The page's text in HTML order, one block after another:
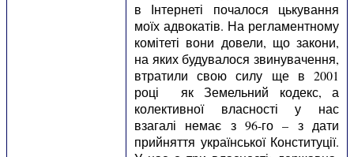
в Інтернеті почалося цькування
моїх адвокатів. На регламентному
комітеті вони довели, що закони,
на яких будувалося звинувачення,
втратили свою силу ще в 2001
році як Земельний кодекс, а
колективної власності у нас
взагалі немає з 96-го – з дати
прийняття української Конституції.